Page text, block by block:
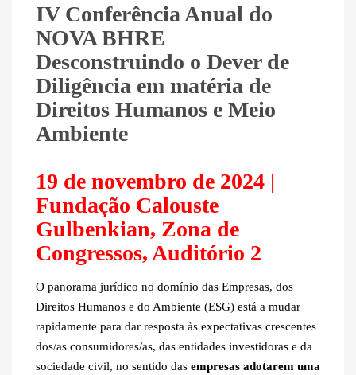
IV Conferência Anual do
NOVA BHRE
Desconstruindo o Dever de
Diligência em matéria de
Direitos Humanos e Meio
Ambiente
19 de novembro de 2024 |
Fundação Calouste
Gulbenkian, Zona de
Congressos, Auditório 2
O panorama jurídico no domínio das Empresas, dos
Direitos Humanos e do Ambiente (ESG) está a mudar
rapidamente para dar resposta às expectativas crescentes
dos/as consumidores/as, das entidades investidoras e da
sociedade civil, no sentido das empresas adotarem uma